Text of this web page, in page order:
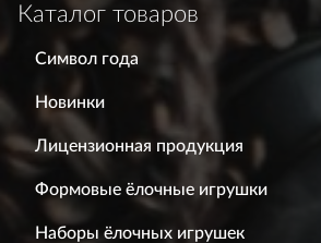
Каталог товаров
Символ года
Новинки
Лицензионная продукция
Формовые ёлочные игрушки
Наборы ёлочных игрушек